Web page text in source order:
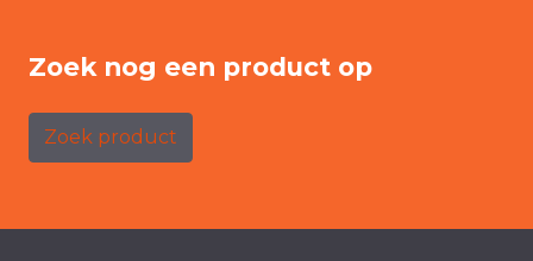
Zoek nog een product op
Zoek product